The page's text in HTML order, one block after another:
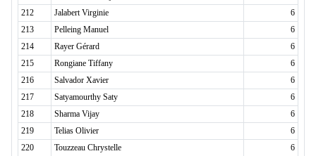
212
Jalabert Virginie
6
213
Pelleing Manuel
6
214
Rayer Gérard
6
215
Rongiane Tiffany
6
216
Salvador Xavier
6
217
Satyamourthy Saty
6
218
Sharma Vijay
6
219
Telias Olivier
6
220
Touzzeau Chrystelle 6